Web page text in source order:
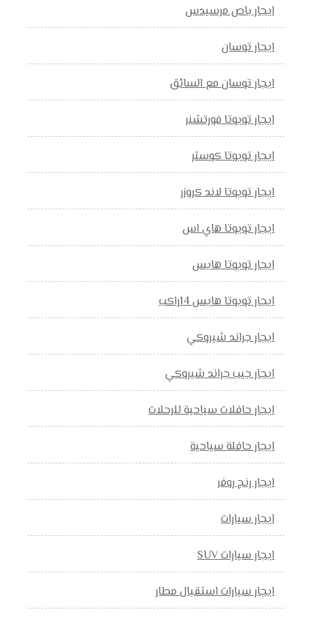
ايجار باص مرسيدس
ايجار توسان
ايجار توسان مع السائق
ايجار تويوتا فورتشنر
ايجار تويوتا كوستر
ايجار تويوتا لاند كروزر
ايجار تويوتا هاي اس
ايجار تويوتا هايس
ايجار تويوتا هايس 14راكب
ايجار جراند شيروكي
ايجار جيب جراند شيروكي
ايجار حافلات سياحية للرحلات
ايجار حافلة سياحية
ايجار رنج روفر
ايجار سيارات
ايجار سيارات SUV
ايجار سيارات استقبال مطار